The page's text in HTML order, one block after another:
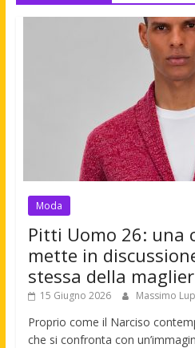
Moda
Pitti Uomo 26: una
mette in
stessa della
15 Giugno 2026 Massimo
Proprio come il Narciso
che si confronta con